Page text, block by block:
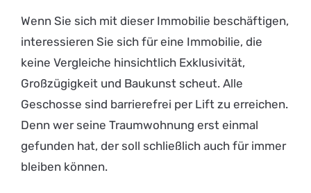
Wenn Sie sich mit dieser Immobilie beschäftigen,
interessieren Sie sich für eine Immobilie, die
keine Vergleiche hinsichtlich Exklusivität,
Großzügigkeit und Baukunst scheut. Alle
Geschosse sind barrierefrei per Lift zu erreichen.
Denn wer seine Traumwohnung erst einmal
gefunden hat, der soll schließlich auch für immer
bleiben können.